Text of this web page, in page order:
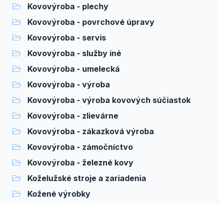
Kovovýroba - plechy
Kovovýroba - povrchové úpravy
Kovovýroba - servis
Kovovýroba - služby iné
Kovovýroba - umelecká
Kovovýroba - výroba
Kovovýroba - výroba kovových súčiastok
Kovovýroba - zlievárne
Kovovýroba - zákazková výroba
Kovovýroba - zámočníctvo
Kovovýroba - železné kovy
Koželužské stroje a zariadenia
Kožené výrobky